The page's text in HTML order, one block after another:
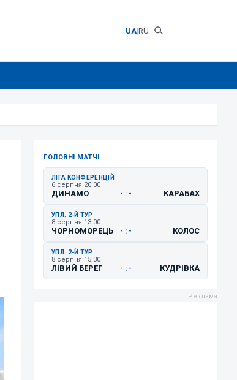
UA|RU
ГОЛОВНІ МАТЧІ
ЛІГА КОНФЕРЕНЦІЙ
6 серпня 20:00
ДИНАМО - : - КАРАБАХ
УПЛ. 2-Й ТУР
8 серпня 13:00
ЧОРНОМОРЕЦЬ - : - КОЛОС
УПЛ. 2-Й ТУР
8 серпня 15:30
ЛІВИЙ БЕРЕГ - : - КУДРІВКА